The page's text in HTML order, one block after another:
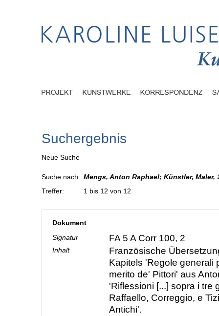
Suchergebnis
Neue Suche
Suche nach: Mengs, Anton Raphael; Künstler, Maler,
Treffer:
1 bis 12 von 12
Dokument
Signatur
FA 5 A Corr 100, 2
Inhalt
Französische
Kapitels 'Regole generali
merito de' Pittori' aus
'Riflessioni [...] sopra i tre
Raffaello, Correggio, e
Antichi'.